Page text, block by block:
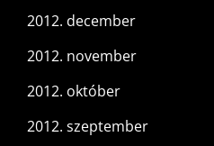
2012. december
2012. november
2012. október
2012. szeptember